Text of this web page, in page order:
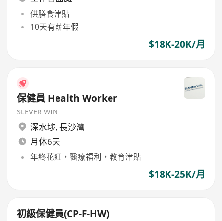
供膳食津貼
10天有薪年假
$18K-20K/月
保健員 Health Worker
SLEVER WIN
深水埗, 長沙灣
月休6天
年終花紅，醫療福利，教育津貼
$18K-25K/月
初級保健員(CP-F-HW)